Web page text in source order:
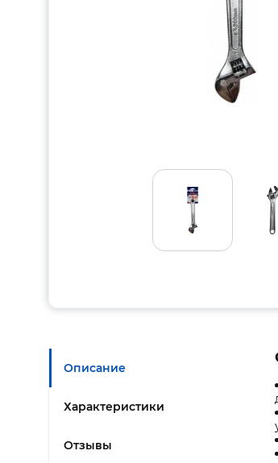
Описание
Характеристики
Отзывы